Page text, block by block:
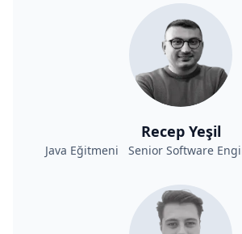
Recep Yeşil
Java Eğitmeni Senior Software